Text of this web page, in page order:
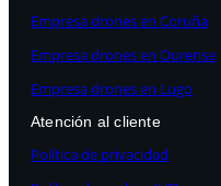
Empresa drones en Coruña
Empresa drones en Ourense
Empresa drones en Lugo
Atención al cliente
Política de privacidad